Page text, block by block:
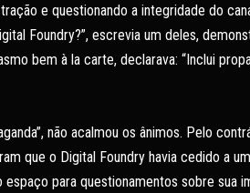
e questionando a integridade do
Foundry?”, escrevia um deles,
bem à la carte, declarava: “Inclui
não acalmou os ânimos. Pelo
que o Digital Foundry havia cedido a
para questionamentos sobre sua